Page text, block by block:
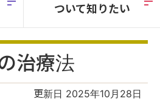
ついて知りたい
治療法
更新日 2025年10月28日